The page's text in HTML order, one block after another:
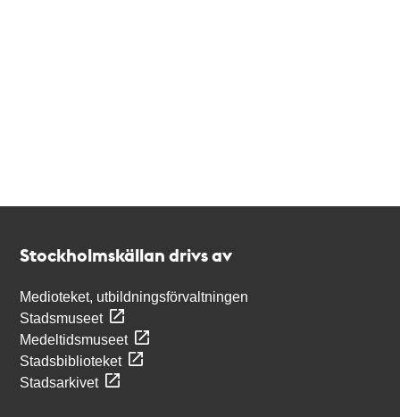
Stockholmskällan drivs av
Medioteket, utbildningsförvaltningen
Stadsmuseet
Medeltidsmuseet
Stadsbiblioteket
Stadsarkivet